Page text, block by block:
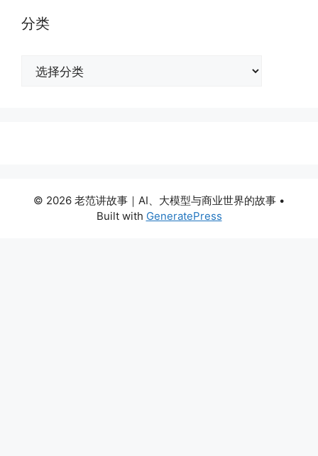
分类
© 2026 老范讲故事｜AI、大模型与商业世界的故事 •
Built with GeneratePress